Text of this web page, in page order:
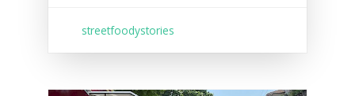
streetfoodystories